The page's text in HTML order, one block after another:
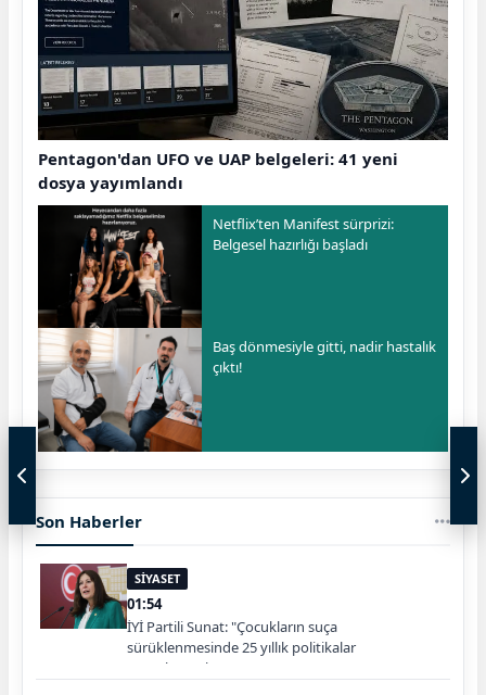
Pentagon'dan UFO ve UAP belgeleri: 41 yeni
dosya yayımlandı
Netflix’ten Manifest sürprizi:
Belgesel hazırlığı başladı
Baş dönmesiyle gitti, nadir hastalık
çıktı!
Son Haberler
SİYASET
01:54
İYİ Partili Sunat: "Çocukların suça
sürüklenmesinde 25 yıllık politikalar
sorgulanmalı"